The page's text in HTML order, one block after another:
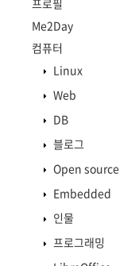
프로필
Me2Day
컴퓨터
Linux
Web
DB
블로그
Open source
Embedded
인물
프로그래밍